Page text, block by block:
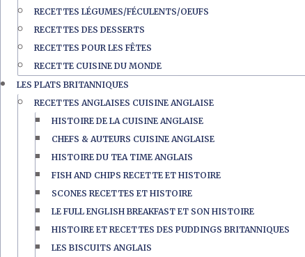
RECETTES LÉGUMES/FÉCULENTS/OEUFS
RECETTES DES DESSERTS
RECETTES POUR LES FÊTES
RECETTE CUISINE DU MONDE
LES PLATS BRITANNIQUES
RECETTES ANGLAISES CUISINE ANGLAISE
HISTOIRE DE LA CUISINE ANGLAISE
CHEFS & AUTEURS CUISINE ANGLAISE
HISTOIRE DU TEA TIME ANGLAIS
FISH AND CHIPS RECETTE ET HISTOIRE
SCONES RECETTES ET HISTOIRE
LE FULL ENGLISH BREAKFAST ET SON HISTOIRE
HISTOIRE ET RECETTES DES PUDDINGS BRITANNIQUES
LES BISCUITS ANGLAIS